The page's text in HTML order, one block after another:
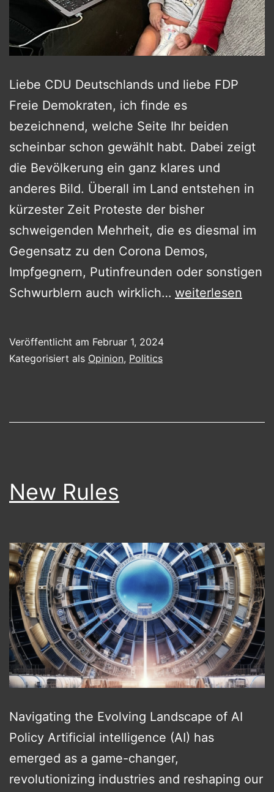
Liebe CDU Deutschlands und liebe FDP
Freie Demokraten, ich finde es
bezeichnend, welche Seite Ihr beiden
scheinbar schon gewählt habt. Dabei zeigt
die Bevölkerung ein ganz klares und
anderes Bild. Überall im Land entstehen in
kürzester Zeit Proteste der bisher
schweigenden Mehrheit, die es diesmal im
Gegensatz zu den Corona Demos,
Impfgegnern, Putinfreunden oder sonstigen
Schwurblern auch wirklich… NEVER
weiterlesen
Veröffentlicht am Februar 1, 2024
Kategorisiert als Opinion, Politics
New Rules
Navigating the Evolving Landscape of AI
Policy Artificial intelligence (AI) has
emerged as a game-changer,
revolutionizing industries and reshaping our